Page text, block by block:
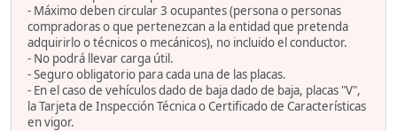
- Máximo deben circular 3 ocupantes (persona o personas
compradoras o que pertenezcan a la entidad que pretenda
adquirirlo o técnicos o mecánicos), no incluido el conductor.
- No podrá llevar carga útil.
- Seguro obligatorio para cada una de las placas.
- En el caso de vehículos dado de baja dado de baja, placas "V",
la Tarjeta de Inspección Técnica o Certificado de Características
en vigor.